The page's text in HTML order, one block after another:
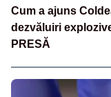
Cum a ajuns
dezvăluiri
PRESĂ